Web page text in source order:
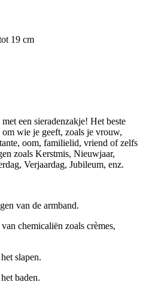
19 cm
een sieradenzakje! Het beste
om wie je geeft, zoals je vrouw,
oom, familielid, vriend of zelfs
zoals Kerstmis, Nieuwjaar,
Verjaardag, Jubileum, enz.
van de armband.
chemicaliën zoals crèmes,
slapen.
baden.